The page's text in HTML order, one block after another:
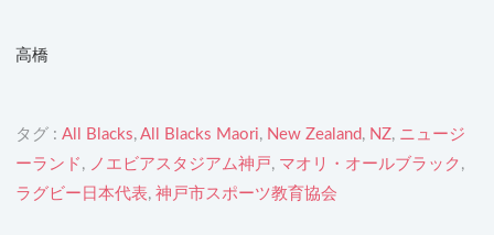
高橋
タグ : All Blacks, All Blacks Maori, New Zealand , NZ, ニュージ
ーランド , ノエビアスタジアム神戸, マオリ・オールブラック ,
ラグビー日本代表, 神戸市スポーツ教育協会